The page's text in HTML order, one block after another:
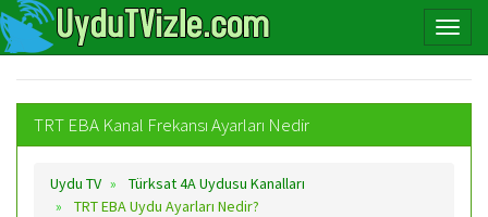
TRT EBA Kanal Frekansı Ayarları Nedir
Uydu TV
Türksat 4A Uydusu Kanalları
TRT EBA Uydu Ayarları Nedir?